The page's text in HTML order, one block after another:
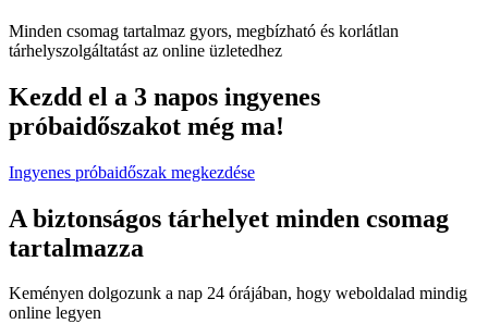
Minden csomag tartalmaz gyors, megbízható és korlátlan
tárhelyszolgáltatást az online üzletedhez
Kezdd el a 3 napos ingyenes
próbaidőszakot még ma!
Ingyenes próbaidőszak megkezdése
A biztonságos tárhelyet minden csomag
tartalmazza
Keményen dolgozunk a nap 24 órájában, hogy weboldalad mindig
online legyen